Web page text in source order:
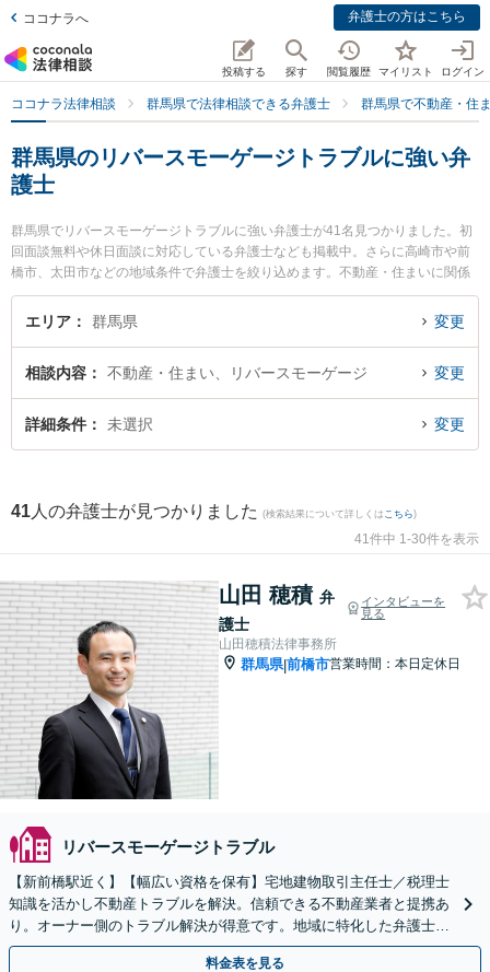
ココナラへ 弁護士の方はこちら
投稿する 探す 閲覧履歴 マイリスト ログイン
ココナラ法律相談 群馬県で法律相談できる弁護士 群馬県で不動産・住
群馬県のリバースモーゲージトラブルに強い弁
護士
群馬県でリバースモーゲージトラブルに強い弁護士が41名見つかりました。初
回面談無料や休日面談に対応している弁護士なども掲載中。さらに高崎市や前
橋市、太田市などの地域条件で弁護士を絞り込めます。不動産・住まいに関係
する立ち退き交渉や家賃交渉、不動産契約解除等の細かな分野での絞り込み検
索もでき便利です。特に山田穂積法律事務所の山田 穂積弁護士やはるな総合法
生したリバースモーゲージトラブルのトラブルを今すぐに弁護士に相談した
い』『リバースモーゲージトラブルのトラブル解決の実績豊富な近くの弁護士
を検索したい』『初回相談無料でリバースモーゲージトラブルを法律相談でき
エリア 群馬県 変更
相談内容 不動産・住まい、リバースモーゲージ 変更
詳細条件 未選択 変更
41 人の弁護士が見つかりました (検索結果について詳しくは こちら)
41件中 1-30件を表示
山田 穂積 弁
護士
インタビューを
見る
山田穂積法律事務所
群馬県|前橋市営業時間：本日定休日
リバースモーゲージトラブル
【新前橋駅近く】【幅広い資格を保有】宅地建物取引主任士／税理士
知識を活かし不動産トラブルを解決。信頼できる不動産業者と提携あ
り。オーナー側のトラブル解決が得意です。地域に特化した弁護士事
務所がお悩みをサポート。
料金表を見る